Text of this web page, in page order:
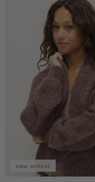
new arrival